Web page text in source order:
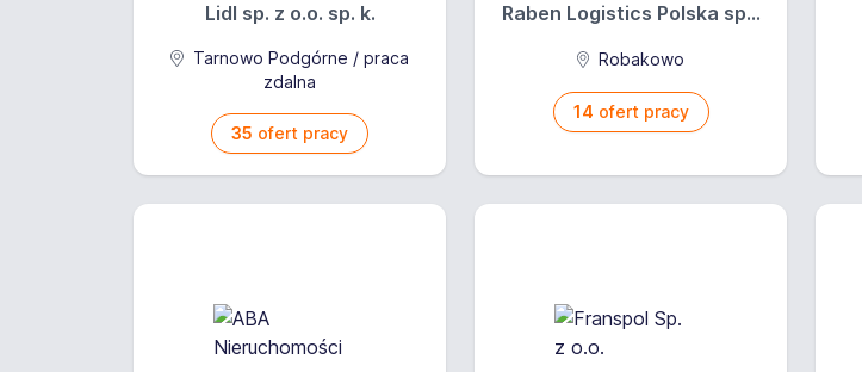
Lidl sp. z o.o. sp. k.
Tarnowo Podgórne / praca
zdalna
35 ofert pracy
Raben Logistics Polska sp...
Robakowo
14 ofert pracy